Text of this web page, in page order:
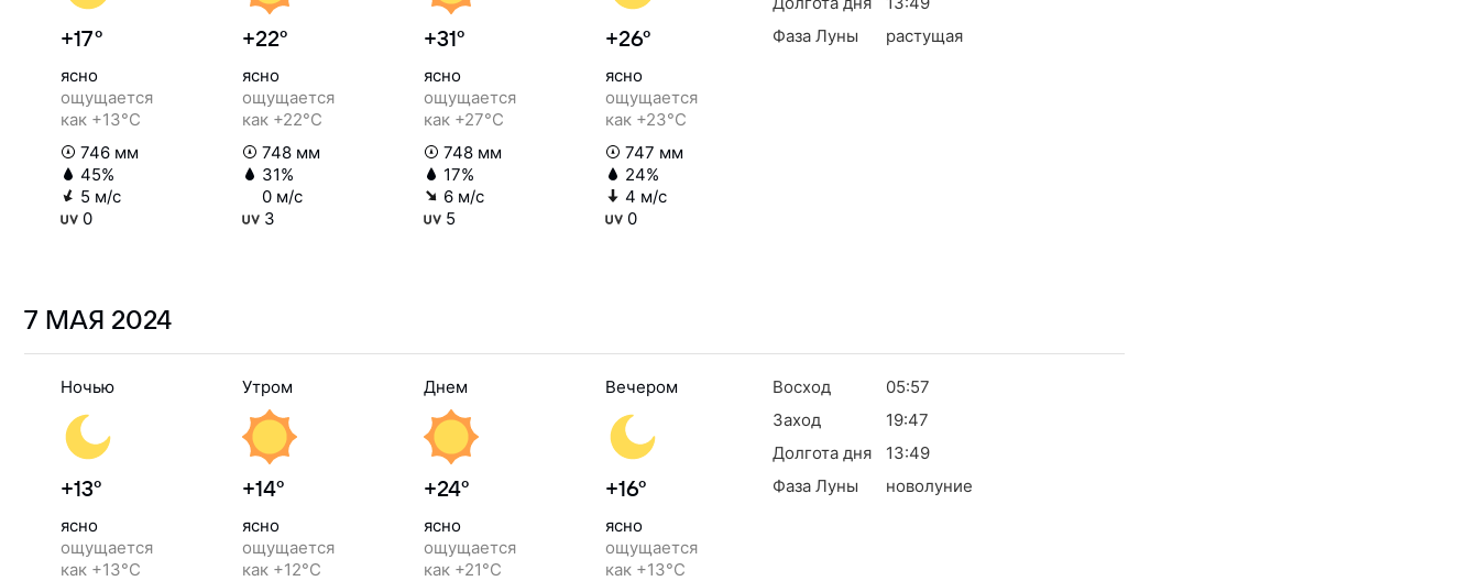
+17°
ясно
ощущается
как +13°C
746 мм
45%
5 м/с
0
+22°
ясно
ощущается
как +22°C
748 мм
31%
0 м/с
3
+31°
ясно
ощущается
как +27°C
748 мм
17%
6 м/с
5
+26°
ясно
ощущается
как +23°C
747 мм
24%
4 м/с
0
Фаза Луны
растущая
7 МАЯ 2024
Ночью
+13°
ясно
ощущается
как +13°C
Утром
+14°
ясно
ощущается
как +12°C
Днем
+24°
ясно
ощущается
как +21°C
Вечером
+16°
ясно
ощущается
как +13°C
Восход
05:57
Заход
19:47
Долгота дня
13:49
Фаза Луны
новолуние